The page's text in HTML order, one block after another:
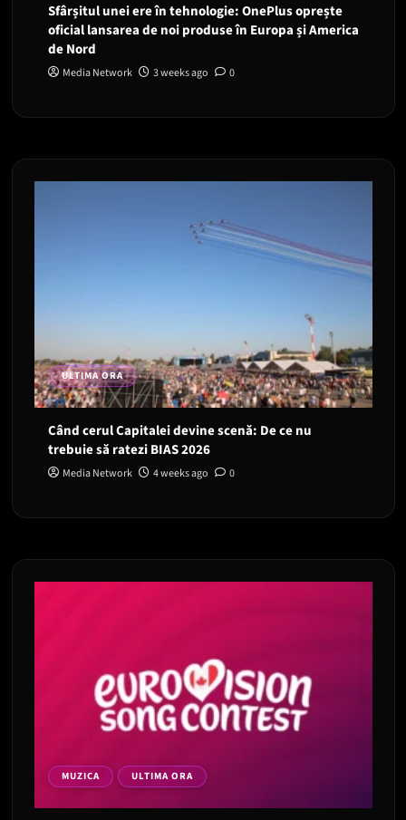
Sfârșitul unei ere în tehnologie: OnePlus oprește
oficial lansarea de noi produse în Europa și America
de Nord
Media Network 3 weeks ago 0
ULTIMA ORA
Când cerul Capitalei devine scenă: De ce nu
trebuie să ratezi BIAS 2026
Media Network 4 weeks ago 0
MUZICA ULTIMA ORA